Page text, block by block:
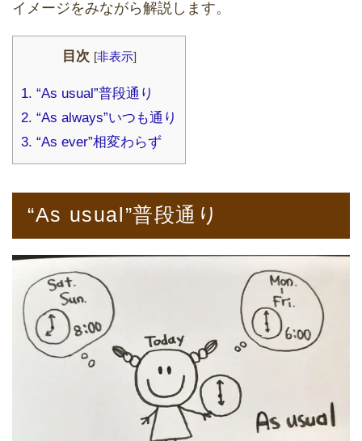
イメージをみながら解説します。
目次 [非表示]
1. “As usual”普段通り
2. “As always”いつも通り
3. “As ever”相変わらず
“As usual”普段通り